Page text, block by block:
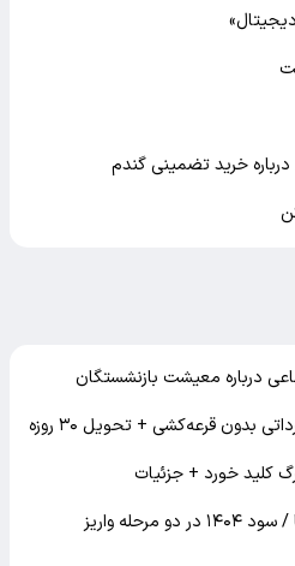
خرید تضمینی گندم
درباره معیشت بازنشستگان
بدون قرعه‌کشی + تحویل ۳۰ روزه
کلید خورد + جزئیات
خبر مهم برای سهام عدالتی ها / سود ۱۴۰۴ در دو مرحله واریز